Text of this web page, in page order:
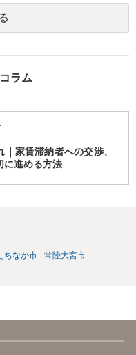
を考慮して判断するものと
合でも、賃貸借期間満了満
には、賃借人に対し遅滞な
普通賃貸借契約から更新の
しているものと思われま
六条 建物の賃貸借について
期間の満了の一年前から六
い旨の通知又は条件を変更
ったときは、従前の契約と
使用を継続する場合におい
かったときも、同項と同様
の要件） 第二十八条 建物の
建物の賃貸借の解約の申入
た場合におけるその申出を
ラム
｜家賃滞納者への交渉、
に進める方法
ちなか市
常陸大宮市